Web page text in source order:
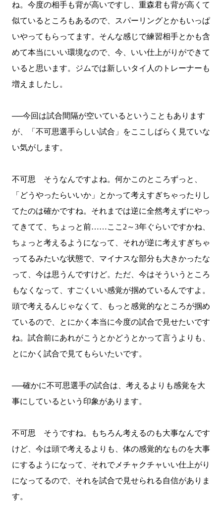
ね。今度の相手も背が高いですし、重森君も背が高くて
似ているところもあるので、スパーリングとかもいっぱ
いやってもらってます。そんな感じで練習相手とかも含
めて本当にいい環境なので、今、いい仕上がりができて
いると思います。ジムでは新しいタイ人のトレーナーも
増えましたし。
──今回は試合間隔が空いているということもあります
が、「不可思選手らしい試合」をここしばらく見ていな
い気がします。
不可思 そうなんですよね。何かこのところずっと、
「どうやったらいいか」とかって考えすぎちゃったりし
てたのは確かですね。それまでは逆に全然考えずにやっ
てきてて、ちょっと前……ここ 2 ～3年ぐらいですかね、
ちょっと考えるようになって、それが逆に考えすぎちゃ
ってるみたいな状態で、マイナスな部分も大きかったな
って、今は思うんですけど。ただ、今はそういうところ
もなくなって、すごくいい感覚が掴めているんですよ。
頭で考えるんじゃなくて、もっと感覚的なところが掴め
ているので、とにかく本当に今度の試合で見せたいです
ね。試合前にあれがこうとかどうとかって言うよりも、
とにかく試合で見てもらいたいです。
──確かに不可思選手の試合は、考えるよりも感覚を大
事にしているという印象があります。
不可思 そうですね。もちろん考えるのも大事なんです
けど、今は頭で考えるよりも、体の感覚的なものを大事
にするようになって、それでメチャクチャいい仕上がり
になってるので、それを試合で見せられる自信がありま
す。